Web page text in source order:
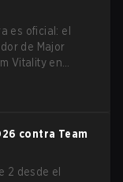
es oficial: el
de Major
Vitality en
"XTQZZZ"
contra Team
2 desde el